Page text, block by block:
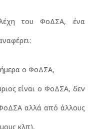
του ΦοΔΣΑ, ένα
ο ΦοΔΣΑ,
είναι ο ΦοΔΣΑ, δεν
αλλά από άλλους
κλπ),